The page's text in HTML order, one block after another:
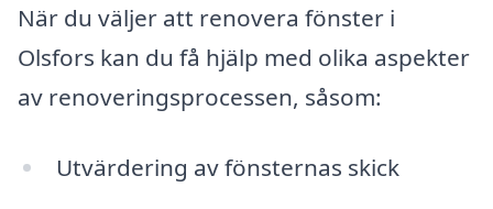
När du väljer att renovera fönster i
Olsfors kan du få hjälp med olika aspekter
av renoveringsprocessen, såsom:
Utvärdering av fönsternas skick